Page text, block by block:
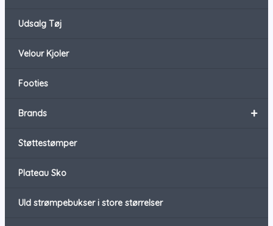
Udsalg Tøj
Velour Kjoler
Footies
+
Brands
Støttestømper
Plateau Sko
Uld strømpebukser i store størrelser